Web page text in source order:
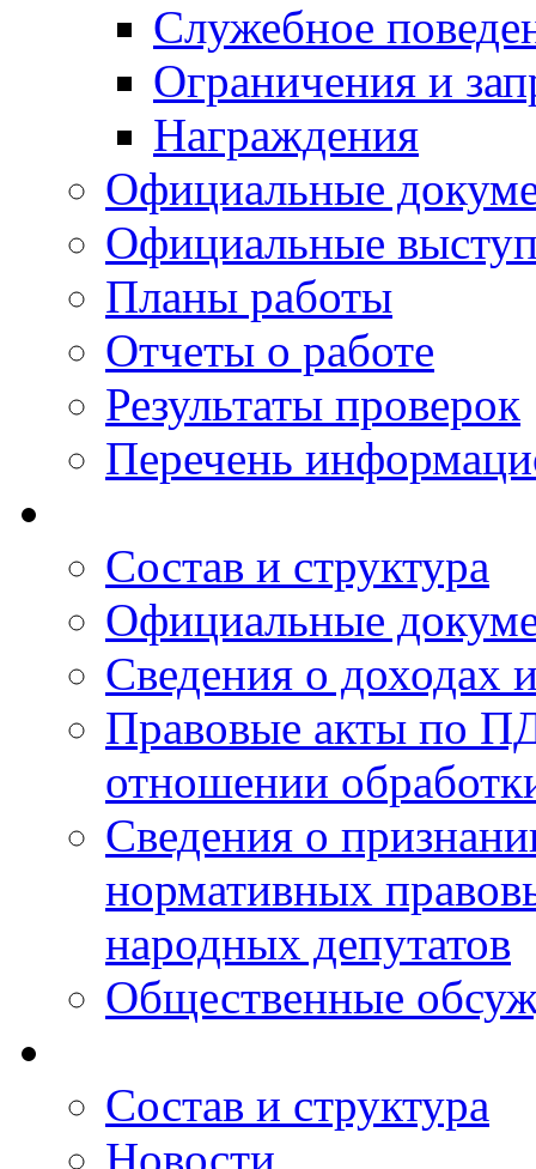
Служебное
Ограничения и
Награждения
Официальные
Официальные
Планы работы
Отчеты о работе
Результаты проверок
Перечень
Состав и структура
Официальные
Сведения о доходах
Правовые акты по
отношении
Сведения о
нормативных
народных депутатов
Общественные
Состав и структура